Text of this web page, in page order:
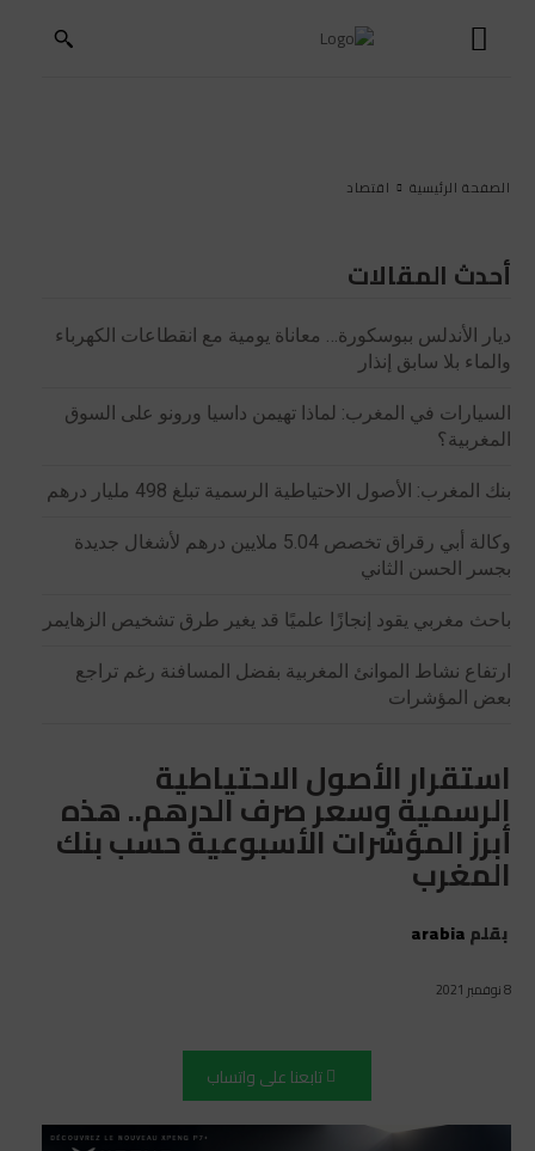
الصفحة الرئيسية اقتصاد
أحدث المقالات
ديار الأندلس ببوسكورة… معاناة يومية مع انقطاعات الكهرباء
والماء بلا سابق إنذار
السيارات في المغرب: لماذا تهيمن داسيا ورونو على السوق
المغربية؟
بنك المغرب: الأصول الاحتياطية الرسمية تبلغ 498 مليار درهم
وكالة أبي رقراق تخصص 5.04 ملايين درهم لأشغال جديدة
بجسر الحسن الثاني
باحث مغربي يقود إنجازًا علميًا قد يغير طرق تشخيص الزهايمر
ارتفاع نشاط الموانئ المغربية بفضل المسافنة رغم تراجع
بعض المؤشرات
استقرار الأصول الاحتياطية
الرسمية وسعر صرف الدرهم.. هذه
أبرز المؤشرات الأسبوعية حسب بنك
المغرب
بقلمarabia
8 نوفمبر 2021
تابعنا على واتساب